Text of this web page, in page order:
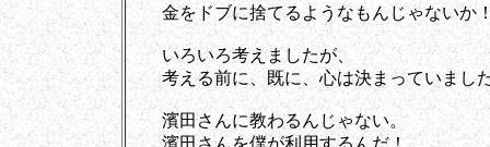
金をドブに捨てるようなもんじゃないか
いろいろ考えましたが、
考える前に、既に、心は決まっていまし
濱田さんに教わるんじゃない。
濱田さんを僕が利用するんだ！